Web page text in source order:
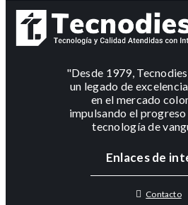
"Desde 1979,
un legado de
en el mercado
impulsando el
tecnología de
Enlaces de
Contacto